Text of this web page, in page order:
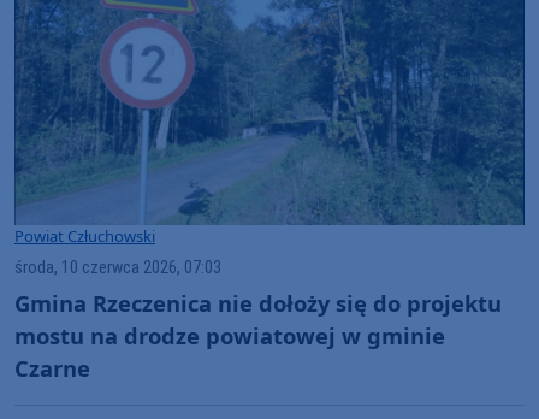
Powiat Człuchowski
środa, 10 czerwca 2026, 07:03
Gmina Rzeczenica nie dołoży się do projektu
mostu na drodze powiatowej w gminie
Czarne